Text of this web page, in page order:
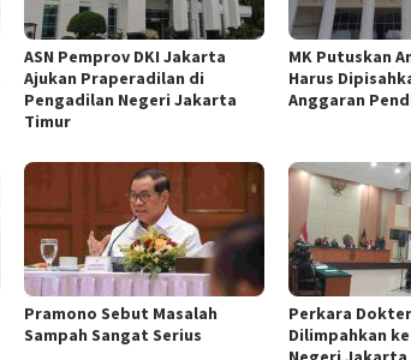
ASN Pemprov DKI Jakarta
Ajukan Praperadilan di
Pengadilan Negeri Jakarta
Timur
MK Putuskan
Harus
Anggaran
Pramono Sebut Masalah
Sampah Sangat Serius
Perkara
Dilimpahkan